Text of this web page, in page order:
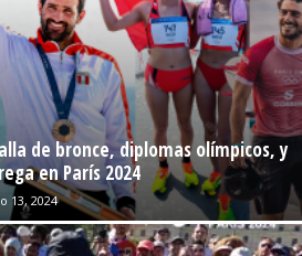
de bronce, diplomas olímpicos, y
en París 2024
13, 2024